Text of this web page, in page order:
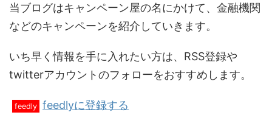
当ブログはキャンペーン屋の名にかけて、金融機関
などのキャンペーンを紹介していきます。
いち早く情報を手に入れたい方は、RSS登録や
twitterアカウントのフォローをおすすめします。
feedly feedlyに登録する